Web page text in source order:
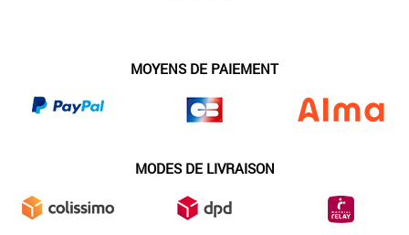
MOYENS DE PAIEMENT
MODES DE LIVRAISON